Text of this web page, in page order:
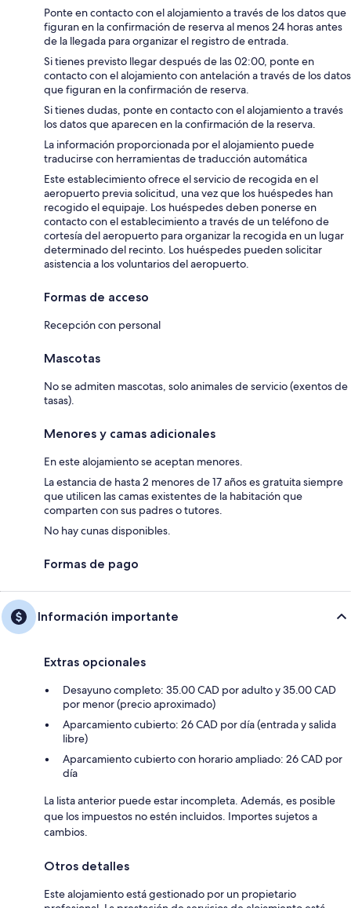
Ponte en contacto con el alojamiento a través de los datos que
figuran en la confirmación de reserva al menos 24 horas antes
de la llegada para organizar el registro de entrada.
Si tienes previsto llegar después de las 02:00, ponte en
contacto con el alojamiento con antelación a través de los datos
que figuran en la confirmación de reserva.
Si tienes dudas, ponte en contacto con el alojamiento a través
los datos que aparecen en la confirmación de la reserva.
La información proporcionada por el alojamiento puede
traducirse con herramientas de traducción automática
Este establecimiento ofrece el servicio de recogida en el
aeropuerto previa solicitud, una vez que los huéspedes han
recogido el equipaje. Los huéspedes deben ponerse en
contacto con el establecimiento a través de un teléfono de
cortesía del aeropuerto para organizar la recogida en un lugar
determinado del recinto. Los huéspedes pueden solicitar
asistencia a los voluntarios del aeropuerto.
Formas de acceso
Recepción con personal
Mascotas
No se admiten mascotas, solo animales de servicio (exentos de
tasas).
Menores y camas adicionales
En este alojamiento se aceptan menores.
La estancia de hasta 2 menores de 17 años es gratuita siempre
que utilicen las camas existentes de la habitación que
comparten con sus padres o tutores.
No hay cunas disponibles.
Formas de pago
Información importante
Extras opcionales
Desayuno completo: 35.00 CAD por adulto y 35.00 CAD
por menor (precio aproximado)
Aparcamiento cubierto: 26 CAD por día (entrada y salida
libre)
Aparcamiento cubierto con horario ampliado: 26 CAD por
día
La lista anterior puede estar incompleta. Además, es posible
que los impuestos no estén incluidos. Importes sujetos a
cambios.
Otros detalles
Este alojamiento está gestionado por un propietario